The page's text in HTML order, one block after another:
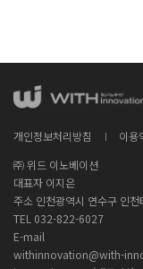
개인정보처리방침
이용
㈜ 위드 이노베이션
대표자 이지은
주소 인천광역시 연수구 인
TEL 032-822-6027
E-mail
withinnovation@with-